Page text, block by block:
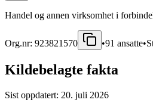
Handel og annen virksomhet i
Org.nr: 923821570 •91 ansatte•
Kildebelagte fakta
Sist oppdatert: 20. juli 2026